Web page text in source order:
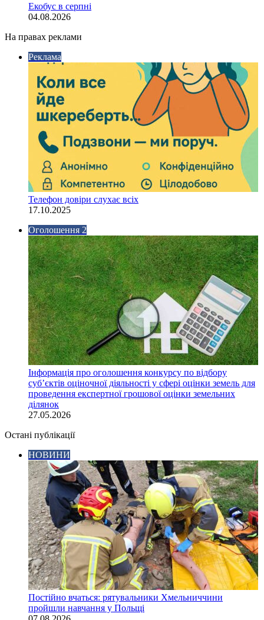
Екобус в серпні
04.08.2026
На правах реклами
Реклама
Телефон довіри слухає всіх
17.10.2025
Оголошення 2
Інформація про оголошення конкурсу по відбору
суб’єктів оціночної діяльності у сфері оцінки земель для
проведення експертної грошової оцінки земельних
ділянок
27.05.2026
Остані публікації
НОВИНИ
Постійно вчаться: рятувальники Хмельниччини
пройшли навчання у Польщі